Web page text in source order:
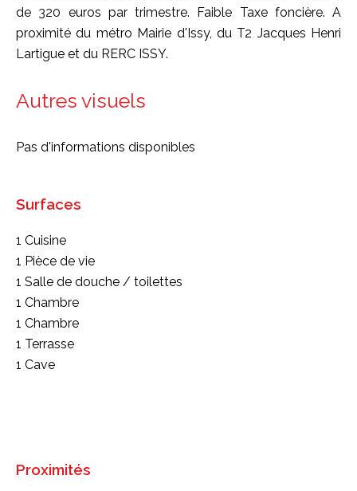
de 320 euros par trimestre. Faible Taxe foncière. A
proximité du métro Mairie d'Issy, du T2 Jacques Henri
Lartigue et du RERC ISSY.
Autres visuels
Pas d'informations disponibles
Surfaces
1 Cuisine
1 Pièce de vie
1 Salle de douche / toilettes
1 Chambre
1 Chambre
1 Terrasse
1 Cave
Proximités